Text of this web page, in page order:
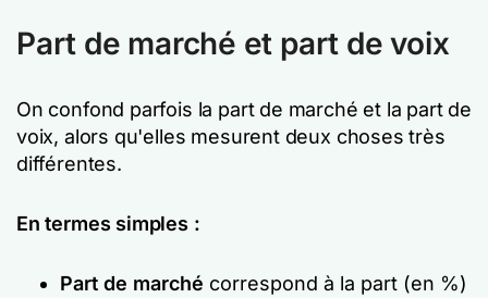
Part de marché et part de voix
On confond parfois la part de marché et la part de
voix, alors qu'elles mesurent deux choses très
différentes.
En termes simples :
Part de marché correspond à la part (en %)